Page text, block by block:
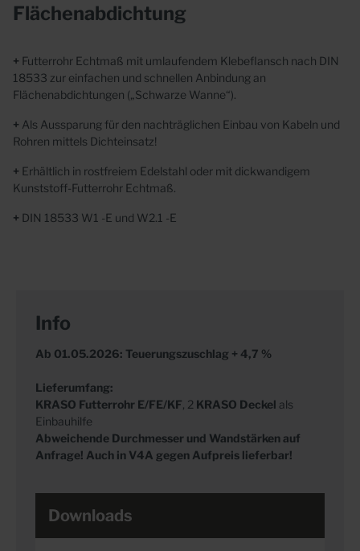
Flächenabdichtung
+ Futterrohr Echtmaß mit umlaufendem Klebeflansch nach DIN
18533 zur einfachen und schnellen Anbindung an
Flächenabdichtungen („Schwarze Wanne“).
+ Als Aussparung für den nachträglichen Einbau von Kabeln und
Rohren mittels Dichteinsatz!
+ Erhältlich in rostfreiem Edelstahl oder mit dickwandigem
Kunststoff-Futterrohr Echtmaß.
+ DIN 18533 W1 -E und W2.1 -E
Info
Ab 01.05.2026: Teuerungszuschlag + 4,7 %
Lieferumfang:
KRASO Futterrohr E/FE/KF, 2 KRASO Deckel als
Einbauhilfe
Abweichende Durchmesser und Wandstärken auf
Anfrage! Auch in V4A gegen Aufpreis lieferbar!
Downloads